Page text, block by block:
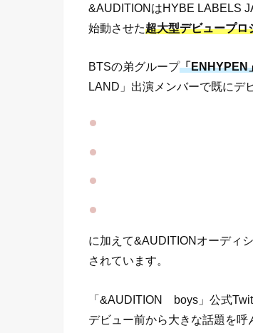
&AUDITIONはHYBE LABELS
始動させた超大型デビュープロ
BTSの弟グループ「ENHYPEN
LAND」出演メンバーで既にデ
に加えて&AUDITIONオーディ
されています。
「&AUDITION boys」公式
デビュー前から大きな話題を呼